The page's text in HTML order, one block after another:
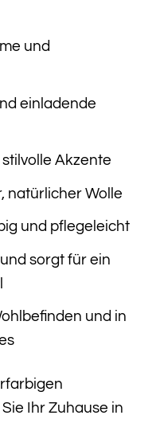
und
einladende
Akzente
natürlicher Wolle
und pflegeleicht
sorgt für ein
und in
Ihr Zuhause in